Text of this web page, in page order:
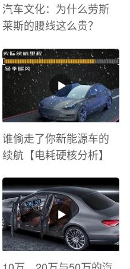
汽车文化：为什么劳斯
莱斯的腰线这么贵？
谁偷走了你新能源车的
续航【电耗硬核分析】